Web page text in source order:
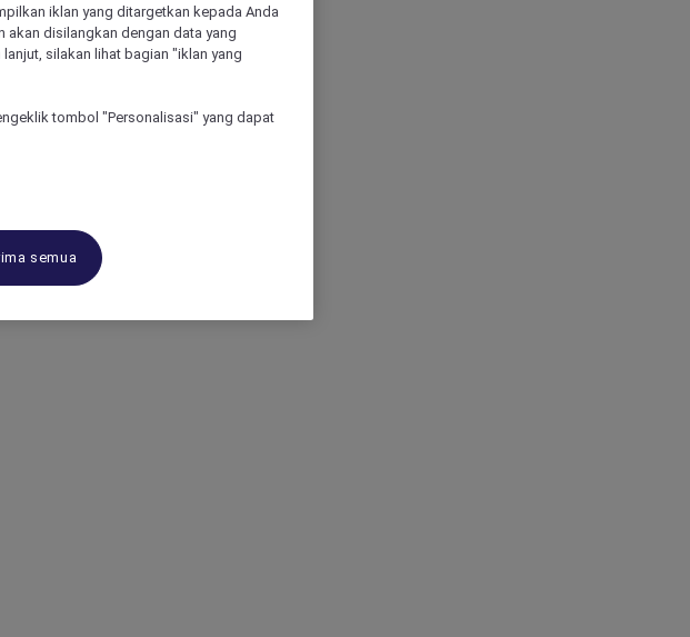
iklan yang ditargetkan kepada Anda
akan disilangkan dengan data yang
silakan lihat bagian "iklan yang
tombol "Personalisasi" yang dapat
semua